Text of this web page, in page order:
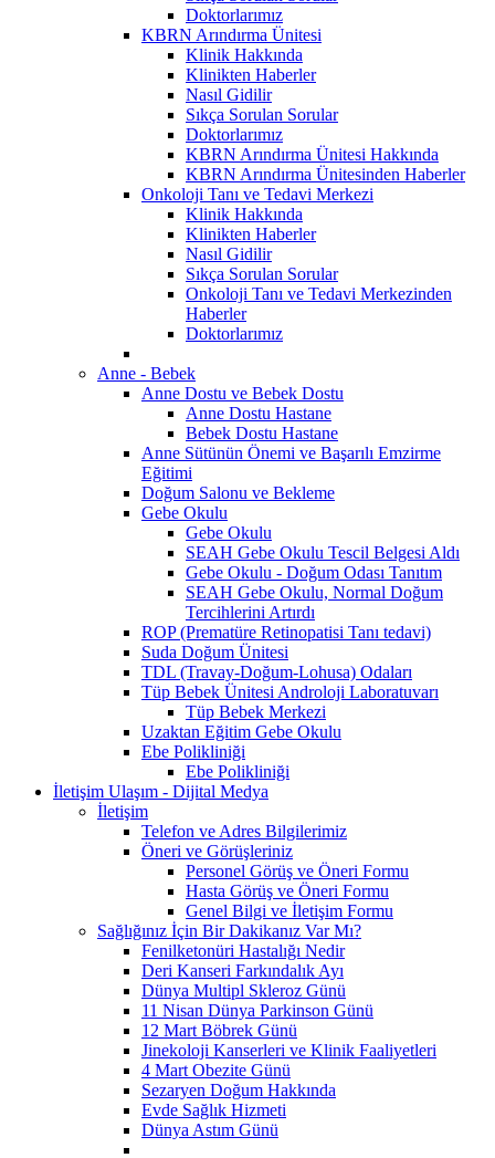
Doktorlarımız
KBRN Arındırma Ünitesi
Klinik Hakkında
Klinikten Haberler
Nasıl Gidilir
Sıkça Sorulan Sorular
Doktorlarımız
KBRN Arındırma Ünitesi Hakkında
KBRN Arındırma Ünitesinden Haberler
Onkoloji Tanı ve Tedavi Merkezi
Klinik Hakkında
Klinikten Haberler
Nasıl Gidilir
Sıkça Sorulan Sorular
Onkoloji Tanı ve Tedavi Merkezinden
Haberler
Doktorlarımız
Anne - Bebek
Anne Dostu ve Bebek Dostu
Anne Dostu Hastane
Bebek Dostu Hastane
Anne Sütünün Önemi ve Başarılı Emzirme
Eğitimi
Doğum Salonu ve Bekleme
Gebe Okulu
Gebe Okulu
SEAH Gebe Okulu Tescil Belgesi Aldı
Gebe Okulu - Doğum Odası Tanıtım
SEAH Gebe Okulu, Normal Doğum
Tercihlerini Artırdı
ROP (Prematüre Retinopatisi Tanı tedavi)
Suda Doğum Ünitesi
TDL (Travay-Doğum-Lohusa) Odaları
Tüp Bebek Ünitesi Androloji Laboratuvarı
Tüp Bebek Merkezi
Uzaktan Eğitim Gebe Okulu
Ebe Polikliniği
Ebe Polikliniği
İletişim Ulaşım - Dijital Medya
İletişim
Telefon ve Adres Bilgilerimiz
Öneri ve Görüşleriniz
Personel Görüş ve Öneri Formu
Hasta Görüş ve Öneri Formu
Genel Bilgi ve İletişim Formu
Sağlığınız İçin Bir Dakikanız Var Mı?
Fenilketonüri Hastalığı Nedir
Deri Kanseri Farkındalık Ayı
Dünya Multipl Skleroz Günü
11 Nisan Dünya Parkinson Günü
12 Mart Böbrek Günü
Jinekoloji Kanserleri ve Klinik Faaliyetleri
4 Mart Obezite Günü
Sezaryen Doğum Hakkında
Evde Sağlık Hizmeti
Dünya Astım Günü